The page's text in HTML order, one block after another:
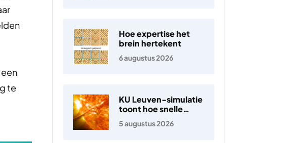
te
Hoe expertise het
brein hertekent
6 augustus 2026
KU Leuven-simulatie
toont hoe snelle
elektronen in de
zonnewind ontstaan
5 augustus 2026